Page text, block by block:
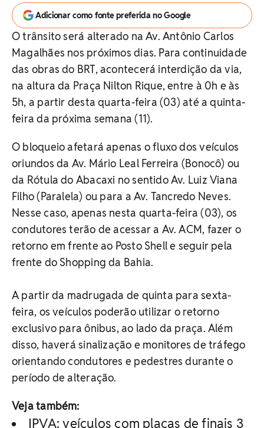
Adicionar como fonte preferida no Google
O trânsito será alterado na Av. Antônio Carlos
Magalhães nos próximos dias. Para continuidade
das obras do BRT, acontecerá interdição da via,
na altura da Praça Nilton Rique, entre à 0h e às
5h, a partir desta quarta-feira (03) até a quinta-
feira da próxima semana (11).
O bloqueio afetará apenas o fluxo dos veículos
oriundos da Av. Mário Leal Ferreira (Bonocô) ou
da Rótula do Abacaxi no sentido Av. Luiz Viana
Filho (Paralela) ou para a Av. Tancredo Neves.
Nesse caso, apenas nesta quarta-feira (03), os
condutores terão de acessar a Av. ACM, fazer o
retorno em frente ao Posto Shell e seguir pela
frente do Shopping da Bahia.
A partir da madrugada de quinta para sexta-
feira, os veículos poderão utilizar o retorno
exclusivo para ônibus, ao lado da praça. Além
disso, haverá sinalização e monitores de tráfego
orientando condutores e pedestres durante o
período de alteração.
Veja também:
IPVA: veículos com placas de finais 3